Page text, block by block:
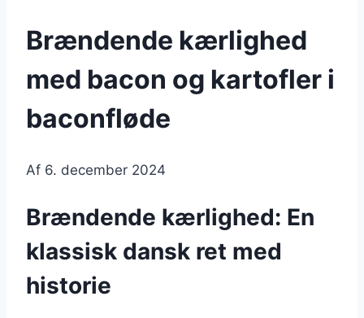
Brændende kærlighed
med bacon og kartofler i
baconfløde
Af 6. december 2024
Brændende kærlighed: En
klassisk dansk ret med
historie